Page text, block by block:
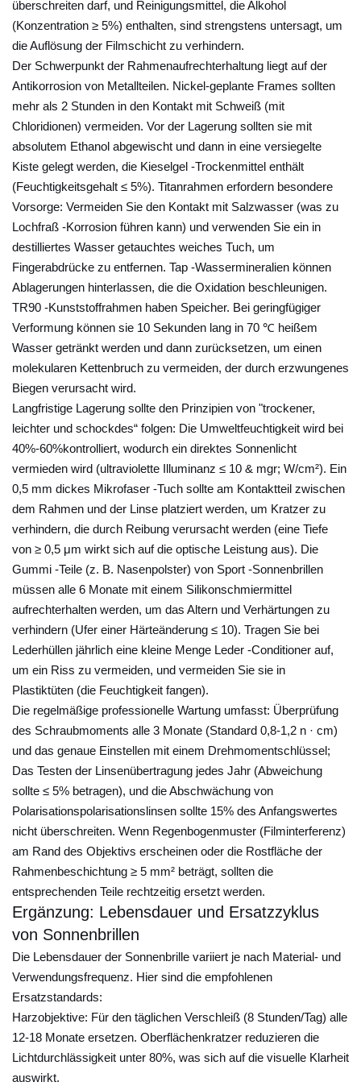
l
d
e
r
M
o
d
e
w
e
r
d
e
n
?
4
W
a
t
u
n
g
d
e
r
S
o
n
n
n
b
r
i
l
l
e
:
W
i
e
k
a
n
n
a
n
i
überschreiten darf, und Reinigungsmittel, die Alkohol
(Konzentration ≥ 5%) enthalten, sind strengstens untersagt, um
die Auflösung der Filmschicht zu verhindern.
Der Schwerpunkt der Rahmenaufrechterhaltung liegt auf der
Antikorrosion von Metallteilen. Nickel-geplante Frames sollten
mehr als 2 Stunden in den Kontakt mit Schweiß (mit
Chloridionen) vermeiden. Vor der Lagerung sollten sie mit
absolutem Ethanol abgewischt und dann in eine versiegelte
Kiste gelegt werden, die Kieselgel -Trockenmittel enthält
(Feuchtigkeitsgehalt ≤ 5%). Titanrahmen erfordern besondere
Vorsorge: Vermeiden Sie den Kontakt mit Salzwasser (was zu
Lochfraß -Korrosion führen kann) und verwenden Sie ein in
destilliertes Wasser getauchtes weiches Tuch, um
Fingerabdrücke zu entfernen. Tap -Wassermineralien können
Ablagerungen hinterlassen, die die Oxidation beschleunigen.
TR90 -Kunststoffrahmen haben Speicher. Bei geringfügiger
Verformung können sie 10 Sekunden lang in 70 ℃ heißem
Wasser getränkt werden und dann zurücksetzen, um einen
molekularen Kettenbruch zu vermeiden, der durch erzwungenes
Biegen verursacht wird.
Langfristige Lagerung sollte den Prinzipien von "trockener,
leichter und schockdes“ folgen: Die Umweltfeuchtigkeit wird bei
40%-60%kontrolliert, wodurch ein direktes Sonnenlicht
vermieden wird (ultraviolette Illuminanz ≤ 10 & mgr; W/cm²). Ein
0,5 mm dickes Mikrofaser -Tuch sollte am Kontaktteil zwischen
dem Rahmen und der Linse platziert werden, um Kratzer zu
verhindern, die durch Reibung verursacht werden (eine Tiefe
von ≥ 0,5 μm wirkt sich auf die optische Leistung aus). Die
Gummi -Teile (z. B. Nasenpolster) von Sport -Sonnenbrillen
müssen alle 6 Monate mit einem Silikonschmiermittel
aufrechterhalten werden, um das Altern und Verhärtungen zu
verhindern (Ufer einer Härteänderung ≤ 10). Tragen Sie bei
Lederhüllen jährlich eine kleine Menge Leder -Conditioner auf,
um ein Riss zu vermeiden, und vermeiden Sie sie in
Plastiktüten (die Feuchtigkeit fangen).
Die regelmäßige professionelle Wartung umfasst: Überprüfung
des Schraubmoments alle 3 Monate (Standard 0,8-1,2 n · cm)
und das genaue Einstellen mit einem Drehmomentschlüssel;
Das Testen der Linsenübertragung jedes Jahr (Abweichung
sollte ≤ 5% betragen), und die Abschwächung von
Polarisationspolarisationslinsen sollte 15% des Anfangswertes
nicht überschreiten. Wenn Regenbogenmuster (Filminterferenz)
am Rand des Objektivs erscheinen oder die Rostfläche der
Rahmenbeschichtung ≥ 5 mm² beträgt, sollten die
entsprechenden Teile rechtzeitig ersetzt werden.
Ergänzung: Lebensdauer und Ersatzzyklus
von Sonnenbrillen
Die Lebensdauer der Sonnenbrille variiert je nach Material- und
Verwendungsfrequenz. Hier sind die empfohlenen
Ersatzstandards:
Harzobjektive: Für den täglichen Verschleiß (8 Stunden/Tag) alle
12-18 Monate ersetzen. Oberflächenkratzer reduzieren die
Lichtdurchlässigkeit unter 80%, was sich auf die visuelle Klarheit
auswirkt.